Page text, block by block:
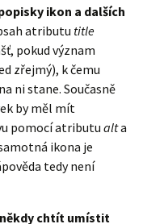
ikon a dalších
atributu title
pokud význam
zřejmý), k čemu
ni stane. Současně
by měl mít
pomocí atributu alta
ikona je
tedy není
někdy chtít umístit